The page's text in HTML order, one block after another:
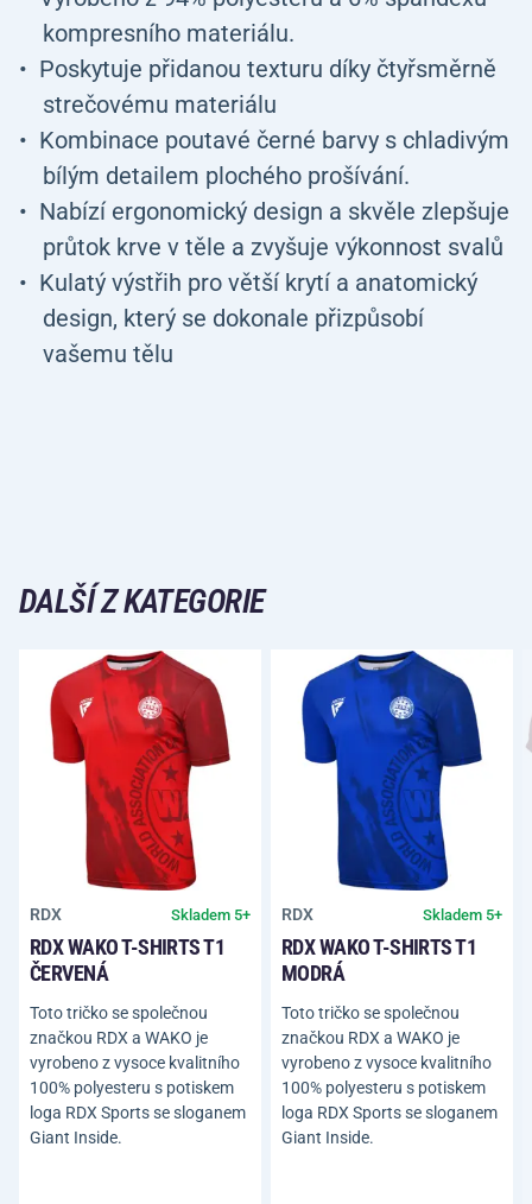
kompresního materiálu.
Poskytuje přidanou texturu díky čtyřsměrně
strečovému materiálu
Kombinace poutavé černé barvy s chladivým
bílým detailem plochého prošívání.
Nabízí ergonomický design a skvěle zlepšuje
průtok krve v těle a zvyšuje výkonnost svalů
Kulatý výstřih pro větší krytí a anatomický
design, který se dokonale přizpůsobí
vašemu tělu
DALŠÍ Z KATEGORIE
RDX Skladem 5+
RDX WAKO T-SHIRTS T1
ČERVENÁ
Toto tričko se společnou
značkou RDX a WAKO je
vyrobeno z vysoce kvalitního
100% polyesteru s potiskem
loga RDX Sports se sloganem
Giant Inside.
RDX Skladem 5+
RDX WAKO T-SHIRTS T1
MODRÁ
Toto tričko se společnou
značkou RDX a WAKO je
vyrobeno z vysoce kvalitního
100% polyesteru s potiskem
loga RDX Sports se sloganem
Giant Inside.